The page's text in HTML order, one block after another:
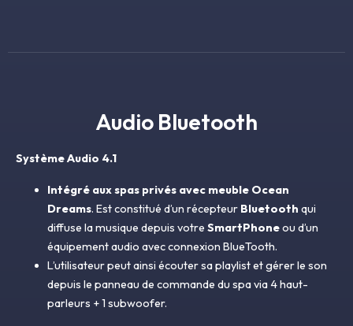
Audio Bluetooth
Système Audio 4.1
Intégré aux spas privés avec meuble Ocean
Dreams. Est constitué d’un récepteur Bluetooth qui
diffuse la musique depuis votre SmartPhoneou d’un
équipement audio avec connexion BlueTooth.
L’utilisateur peut ainsi écouter sa playlist et gérer le son
depuis le panneau de commande du spa via 4 haut-
parleurs + 1 subwoofer.